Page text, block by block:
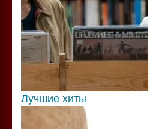
Лучшие хиты